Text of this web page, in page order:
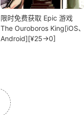
限时免费获取 Epic 游戏
The Ouroboros King[iOS、
Android][¥25→0]